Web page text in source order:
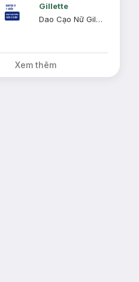
Gillette
Dao Cạo Nữ Gillette Simply Venus Basic 3 Lưỡi (Vỉ 2 Cây)
Xem thêm